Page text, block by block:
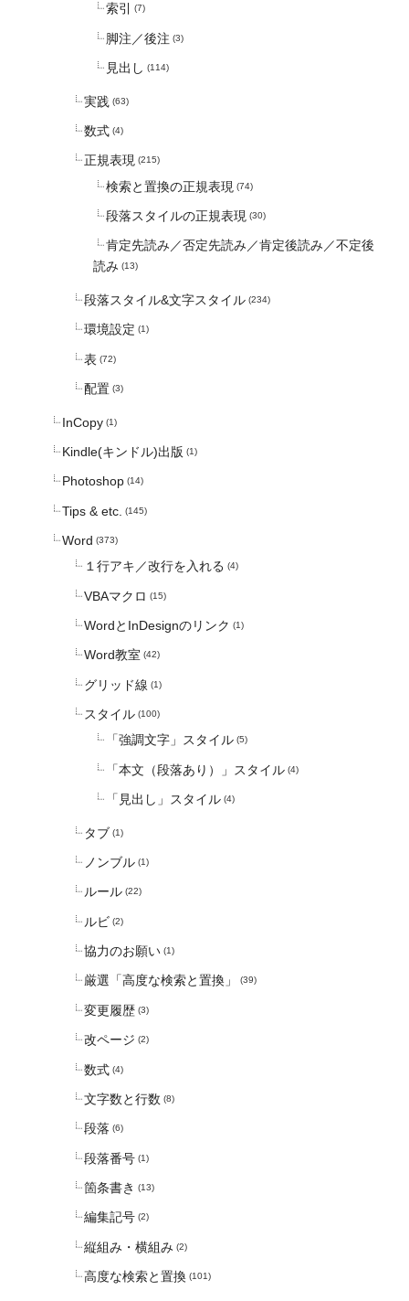
索引 (7)
脚注／後注 (3)
見出し (114)
実践 (63)
数式 (4)
正規表現 (215)
検索と置換の正規表現 (74)
段落スタイルの正規表現 (30)
肯定先読み／否定先読み／肯定後読み／不定後
読み (13)
段落スタイル&文字スタイル (234)
環境設定 (1)
表 (72)
配置 (3)
InCopy (1)
Kindle(キンドル)出版 (1)
Photoshop (14)
Tips & etc. (145)
Word (373)
１行アキ／改行を入れる (4)
VBAマクロ (15)
WordとInDesignのリンク (1)
Word教室 (42)
グリッド線 (1)
スタイル (100)
「強調文字」スタイル (5)
「本文（段落あり）」スタイル (4)
「見出し」スタイル (4)
タブ (1)
ノンブル (1)
ルール (22)
ルビ (2)
協力のお願い (1)
厳選「高度な検索と置換」 (39)
変更履歴 (3)
改ページ (2)
数式 (4)
文字数と行数 (8)
段落 (6)
段落番号 (1)
箇条書き (13)
編集記号 (2)
縦組み・横組み (2)
高度な検索と置換 (101)